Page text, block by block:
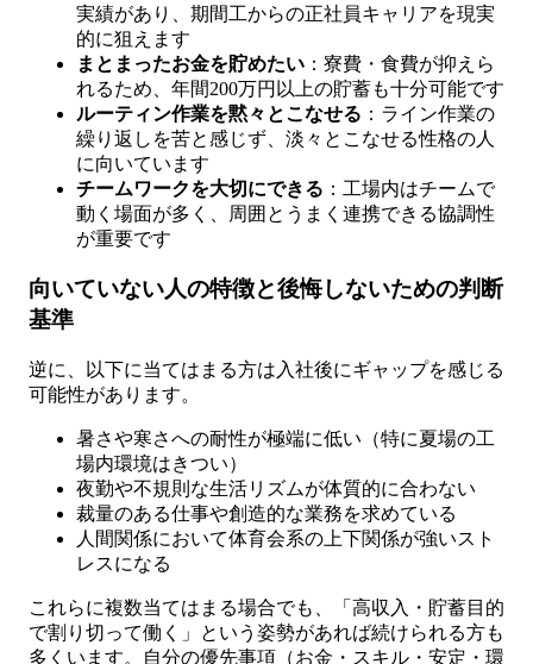
実績があり、期間工からの正社員キャリアを現実
的に狙えます
まとまったお金を貯めたい ：寮費・食費が抑えら
れるため、年間200万円以上の貯蓄も十分可能です
ルーティン作業を黙々とこなせる ：ライン作業の
繰り返しを苦と感じず、淡々とこなせる性格の人
に向いています
チームワークを大切にできる ：工場内はチームで
動く場面が多く、周囲とうまく連携できる協調性
が重要です
向いていない人の特徴と後悔しないための判断
基準
逆に、以下に当てはまる方は入社後にギャップを感じる
可能性があります。
暑さや寒さへの耐性が極端に低い（特に夏場の工
場内環境はきつい）
夜勤や不規則な生活リズムが体質的に合わない
裁量のある仕事や創造的な業務を求めている
人間関係において体育会系の上下関係が強いスト
レスになる
これらに複数当てはまる場合でも、「高収入・貯蓄目的
で割り切って働く」という姿勢があれば続けられる方も
多くいます。自分の優先事項（お金・スキル・安定・環